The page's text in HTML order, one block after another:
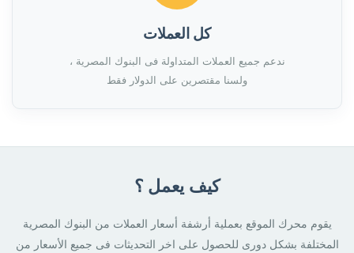
كل العملات
ندعم جميع العملات المتداولة فى البنوك المصرية ،
ولسنا مقتصرين على الدولار فقط
كيف يعمل ؟
يقوم محرك الموقع بعملية أرشفة أسعار العملات من البنوك المصرية
المختلفة بشكل دورى للحصول على اخر التحديثات فى جميع الأسعار من